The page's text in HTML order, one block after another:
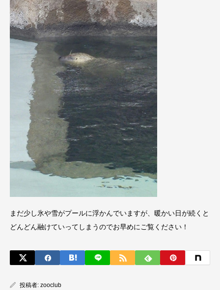
まだ少し氷や雪がプールに浮かんでいますが、暖かい日が続くと
どんどん融けていってしまうのでお早めにご覧ください！
投稿者: zooclub